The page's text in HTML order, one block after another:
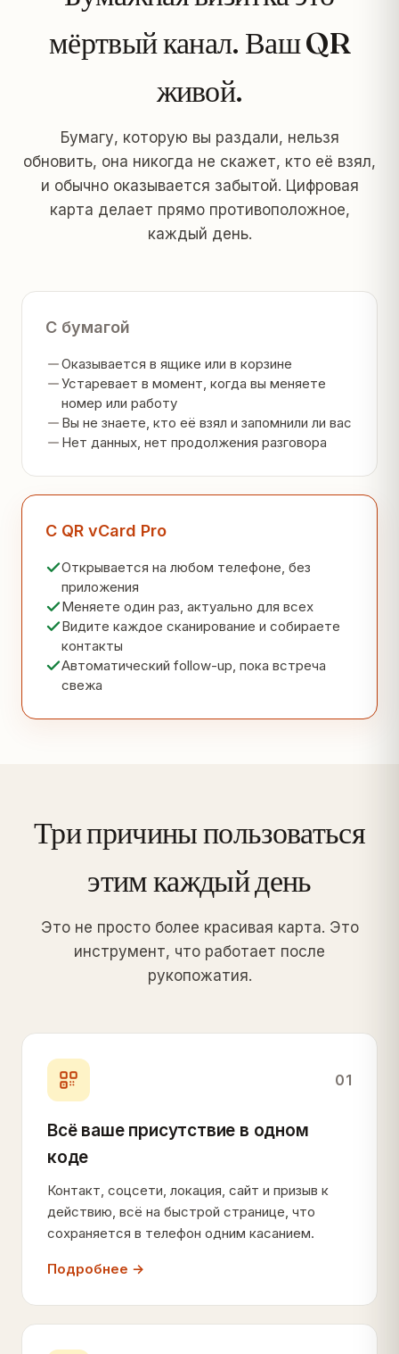
мёртвый канал. Ваш QR
живой.
Бумагу, которую вы раздали, нельзя
обновить, она никогда не скажет, кто её взял,
и обычно оказывается забытой. Цифровая
карта делает прямо противоположное,
каждый день.
С бумагой
Оказывается в ящике или в корзине
Устаревает в момент, когда вы меняете
номер или работу
Вы не знаете, кто её взял и запомнили ли вас
Нет данных, нет продолжения разговора
С QR vCard Pro
Открывается на любом телефоне, без
приложения
Меняете один раз, актуально для всех
Видите каждое сканирование и собираете
контакты
Автоматический follow-up, пока встреча
свежа
Три причины пользоваться
этим каждый день
Это не просто более красивая карта. Это
инструмент, что работает после
рукопожатия.
01
Всё ваше присутствие в одном
коде
Контакт, соцсети, локация, сайт и призыв к
действию, всё на быстрой странице, что
сохраняется в телефон одним касанием.
Подробнее →